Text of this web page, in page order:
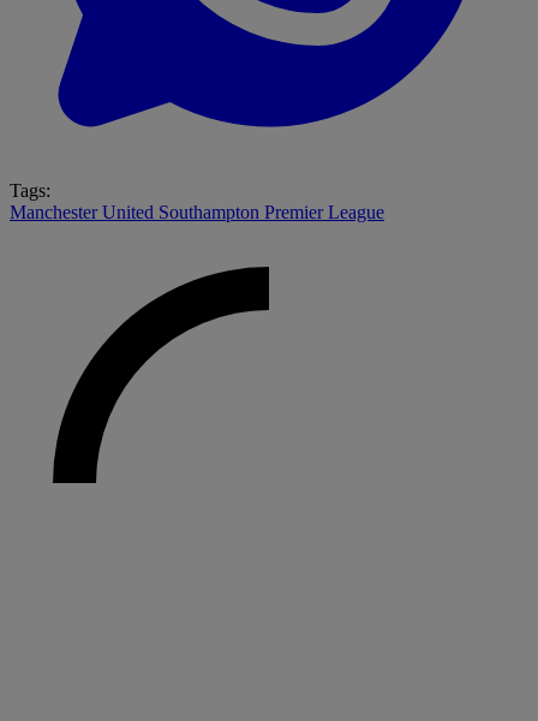
Tags:
Manchester United Southampton Premier League